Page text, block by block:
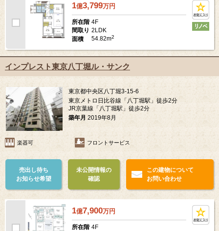
1億3,799万円
所在階 4F
間取り 2LDK
面積
54.82m2
インプレスト東京八丁堀ル・サンク
東京都中央区八丁堀3-15-6
東京メトロ日比谷線「八丁堀駅」徒歩2分
JR京葉線「八丁堀駅」徒歩2分
築年月 2019年8月
楽器可 フロントサービス
売出し待ち
お知らせ希望
未公開情報の
確認
この建物について
お問い合わせ
1億7,900万円
所在階 4F